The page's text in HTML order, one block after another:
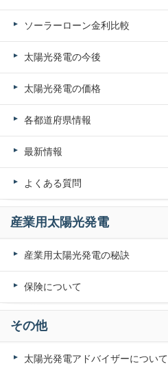
ソーラーローン金利比較
太陽光発電の今後
太陽光発電の価格
各都道府県情報
最新情報
よくある質問
産業用太陽光発電
産業用太陽光発電の秘訣
保険について
その他
太陽光発電アドバイザーについて